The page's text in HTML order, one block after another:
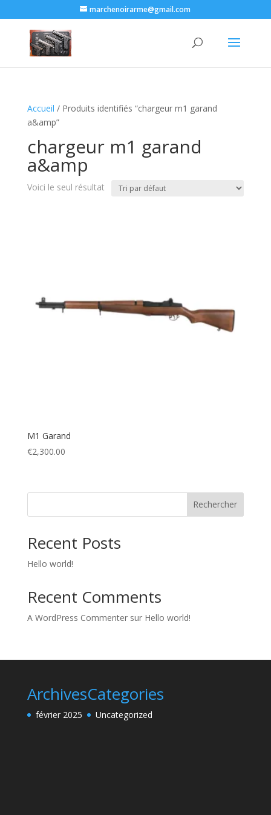
marchenoirarme@gmail.com
Accueil / Produits identifiés “chargeur m1 garand
a&amp​”
chargeur m1 garand
a&amp​
Voici le seul résultat
M1 Garand
€2,300.00
Rechercher
Recent Posts
Hello world!
Recent Comments
A WordPress Commentersur Hello world!
Archives
février 2025
Categories
Uncategorized